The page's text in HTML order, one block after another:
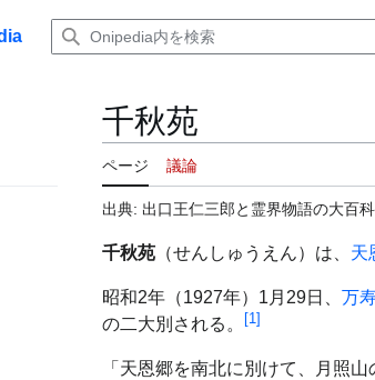
千秋苑
ページ 議論
出典: 出口王仁三郎と霊界物語の大百
千秋苑 （せんしゅうえん）は、 天
昭和2年（1927年）1月29日、 万
の二大別される。
[1]
「天恩郷を南北に別けて、月照